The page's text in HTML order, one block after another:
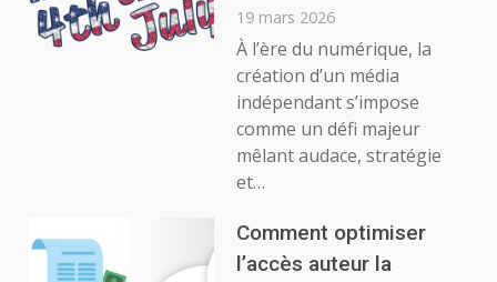
19 mars 2026
À l’ère du numérique, la
création d’un média
indépendant s’impose
comme un défi majeur
mêlant audace, stratégie
et…
Comment optimiser
l’accès auteur la